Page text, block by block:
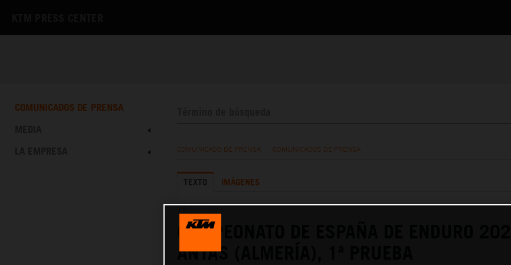
COMUNICADOS DE PRENSA
COMUNICADO DE PRENSA COMUNICADOS DE PRENSA
TEXTO IMÁGENES
CAMPEONATO DE ESPAÑA DE ENDURO 2024
ANTAS (ALMERÍA), 1ª PRUEBA